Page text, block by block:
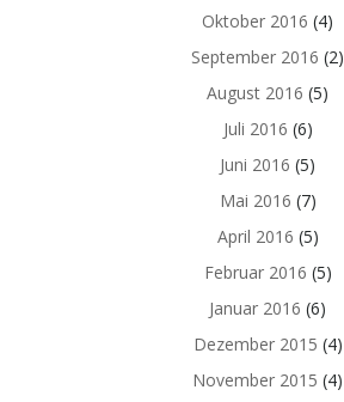
Oktober 2016 (4)
September 2016 (2)
August 2016 (5)
Juli 2016 (6)
Juni 2016 (5)
Mai 2016 (7)
April 2016 (5)
Februar 2016 (5)
Januar 2016 (6)
Dezember 2015 (4)
November 2015 (4)